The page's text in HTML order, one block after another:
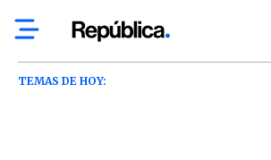
TEMAS DE HOY: